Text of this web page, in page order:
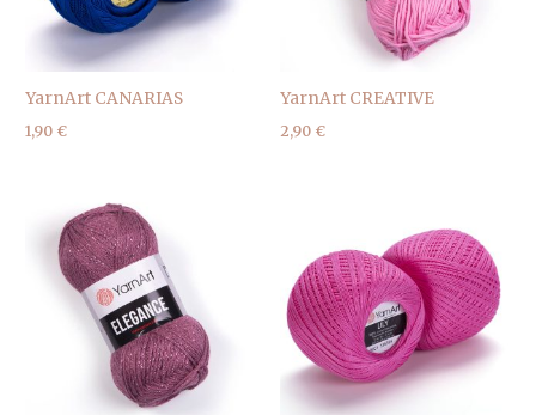
YarnArt CANARIAS
1,90 €
YarnArt CREATIVE
2,90 €